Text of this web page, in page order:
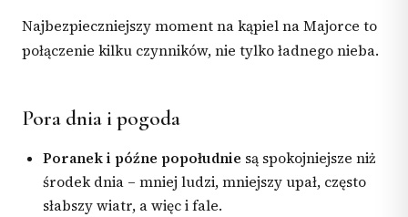
Najbezpieczniejszy moment na kąpiel na Majorce to
połączenie kilku czynników, nie tylko ładnego nieba.
Pora dnia i pogoda
Poranek i późne popołudnie są spokojniejsze niż
środek dnia – mniej ludzi, mniejszy upał, często
słabszy wiatr, a więc i fale.